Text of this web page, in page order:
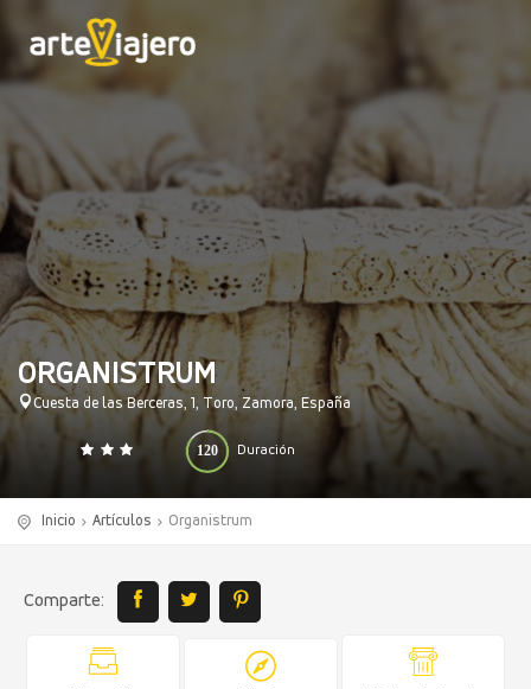
ORGANISTRUM
Cuesta de las Berceras, 1, Toro, Zamora, España
Duración
120
0 140
Inicio Artículos Organistrum
Comparte: